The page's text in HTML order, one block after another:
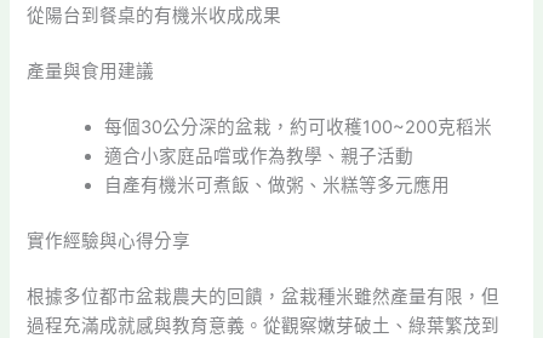
從陽台到餐桌的有機米收成成果
產量與食用建議
每個30公分深的盆栽，約可收穫100~200克稻米
適合小家庭品嚐或作為教學、親子活動
自產有機米可煮飯、做粥、米糕等多元應用
實作經驗與心得分享
根據多位都市盆栽農夫的回饋，盆栽種米雖然產量有限，但
過程充滿成就感與教育意義。從觀察嫩芽破土、綠葉繁茂到